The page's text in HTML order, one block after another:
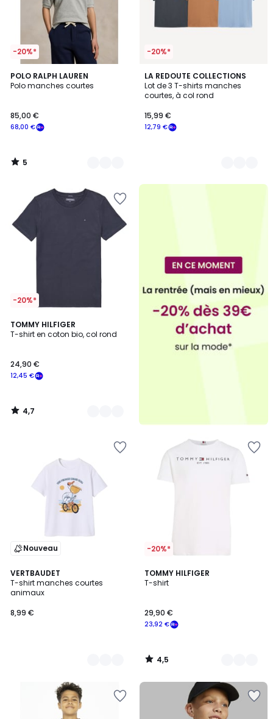
-20%*
POLO RALPH LAUREN
Polo manches courtes
68,00 €
85,00 €
5
/
3
Couleurs
5
/
-20%*
LA REDOUTE COLLECTIONS
Lot de 3 T-shirts manches
courtes, à col rond
12,79 €
15,99 €
2
Couleurs
-20%*
TOMMY HILFIGER
T-shirt en coton bio, col rond
12,45 €
24,90 €
4,7
/ 5
4
Couleurs
4,7
/
Nouveau
VERTBAUDET
T-shirt manches courtes
animaux
8,99 €
2
Couleurs
-20%*
TOMMY HILFIGER
T-shirt
23,92 €
29,90 €
4,5
/ 5
4
Couleurs
4,5
/